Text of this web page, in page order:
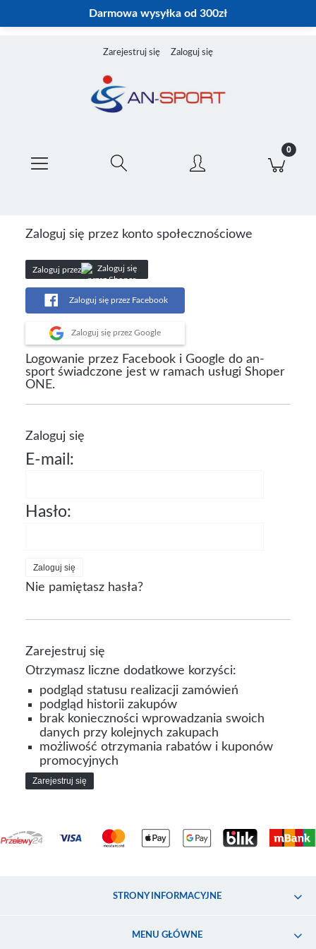
Darmowa wysyłka od 300zł
Zarejestruj się Zaloguj się
Zaloguj się przez konto społecznościowe
Zaloguj przez
Zaloguj się przez Facebook
Zaloguj się przez Google
Logowanie przez Facebook i Google do an-
sport świadczone jest w ramach usługi Shoper
ONE.
Zaloguj się
E-mail:
Hasło:
Zaloguj się
Nie pamiętasz hasła?
Zarejestruj się
Otrzymasz liczne dodatkowe korzyści:
podgląd statusu realizacji zamówień
podgląd historii zakupów
brak konieczności wprowadzania swoich
danych przy kolejnych zakupach
możliwość otrzymania rabatów i kuponów
promocyjnych
Zarejestruj się
STRONY INFORMACYJNE
MENU GŁÓWNE